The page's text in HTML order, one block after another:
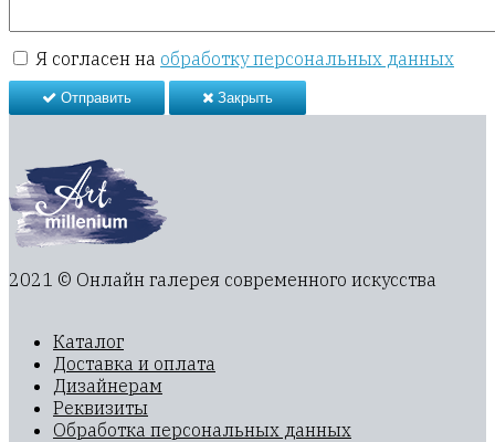
Я согласен на обработку персональных данных
Отправить Закрыть
2021 © Онлайн галерея современного искусства
Каталог
Доставка и оплата
Дизайнерам
Реквизиты
Обработка персональных данных